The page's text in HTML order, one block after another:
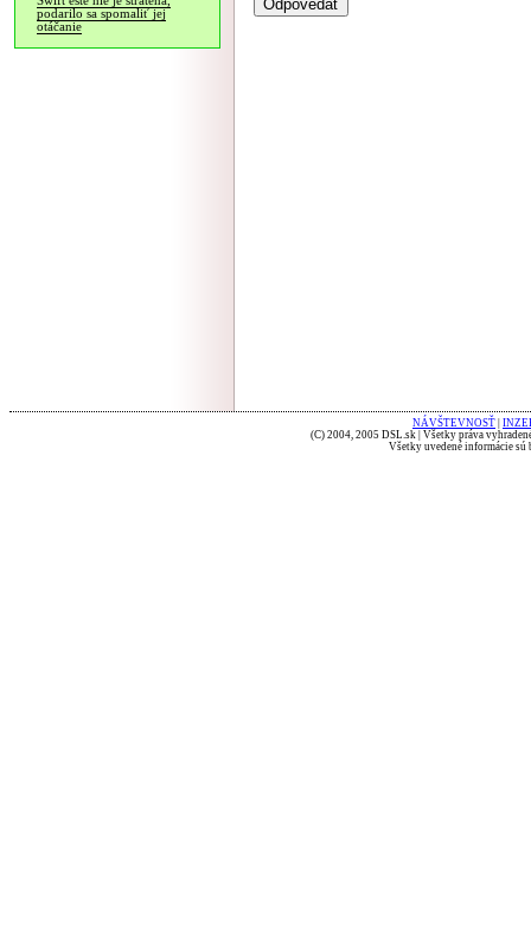
podarilo sa spomaliť jej
otáčanie
NÁVŠTEVNOSŤ
(C) 2004, 2005 DSL.sk | Všetky práva
Všetky uvedené informácie sú